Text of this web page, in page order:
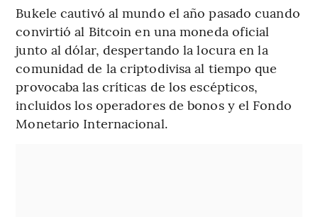
Bukele cautivó al mundo el año pasado cuando
convirtió al Bitcoin en una moneda oficial
junto al dólar, despertando la locura en la
comunidad de la criptodivisa al tiempo que
provocaba las críticas de los escépticos,
incluidos los operadores de bonos y el Fondo
Monetario Internacional.